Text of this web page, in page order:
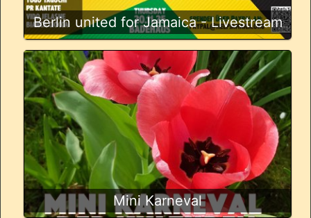
Berlin united for Jamaica - Livestream
Mini Karneval